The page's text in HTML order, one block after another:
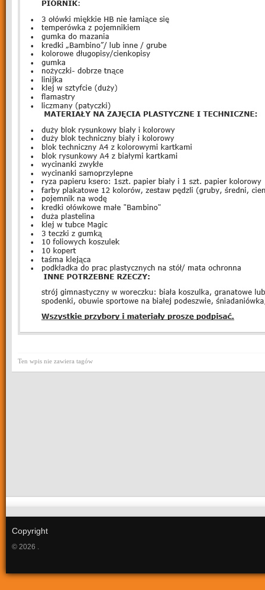
Ten wpis nie zawiera tagów
Copyright
© 2026 .